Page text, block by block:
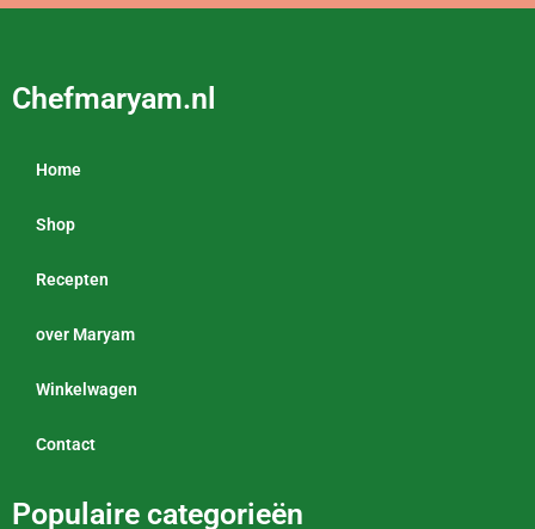
Chefmaryam.nl
Home
Shop
Recepten
over Maryam
Winkelwagen
Contact
Populaire categorieën